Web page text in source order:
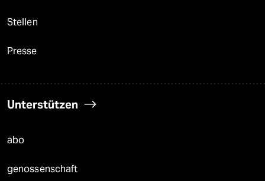
Stellen
Presse
Unterstützen
abo
genossenschaft